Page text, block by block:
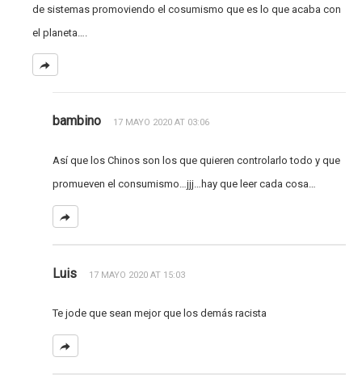
de sistemas promoviendo el cosumismo que es lo que acaba con
el planeta….
bambino 17 MAYO 2020 AT 03:06
Así que los Chinos son los que quieren controlarlo todo y que
promueven el consumismo…jjj…hay que leer cada cosa…
Luis 17 MAYO 2020 AT 15:03
Te jode que sean mejor que los demás racista